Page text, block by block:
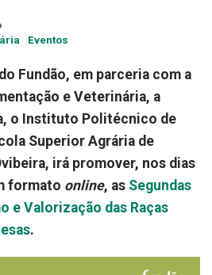
Eventos
Fundão, em parceria com a
e Veterinária, a
o Instituto Politécnico de
Superior Agrária de
irá promover, nos dias
formato online, as Segundas
e Valorização das Raças
.